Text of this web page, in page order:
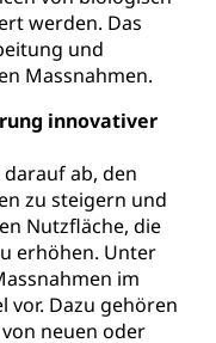
werden. Das
und
Massnahmen.
innovativer
ab, den
zu steigern und
Nutzfläche, die
erhöhen. Unter
im
vor. Dazu gehören
neuen oder